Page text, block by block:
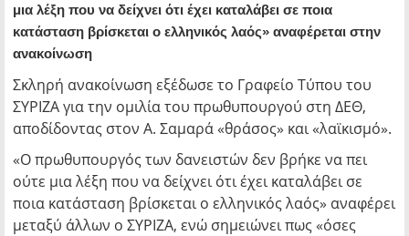
μια λέξη που να δείχνει ότι έχει καταλάβει σε ποια
κατάσταση βρίσκεται ο ελληνικός λαός» αναφέρεται στην
ανακοίνωση
Σκληρή ανακοίνωση εξέδωσε το Γραφείο Τύπου του
ΣΥΡΙΖΑ για την ομιλία του πρωθυπουργού στη ΔΕΘ,
αποδίδοντας στον Α. Σαμαρά «θράσος» και «λαϊκισμό».
«Ο πρωθυπουργός των δανειστών δεν βρήκε να πει
ούτε μια λέξη που να δείχνει ότι έχει καταλάβει σε
ποια κατάσταση βρίσκεται ο ελληνικός λαός» αναφέρει
μεταξύ άλλων ο ΣΥΡΙΖΑ, ενώ σημειώνει πως «όσες